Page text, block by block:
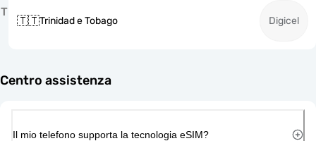
T
🇹🇹Trinidad e Tobago Digicel
Centro assistenza
Il mio telefono supporta la tecnologia eSIM?